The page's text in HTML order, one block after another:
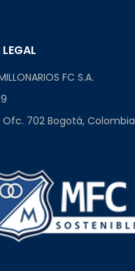
FC S.A.
702 Bogotá, Colombia